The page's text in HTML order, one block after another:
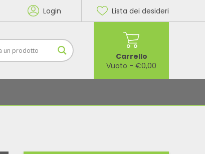
Login Lista dei desideri
Carrello
Vuoto - €0,00